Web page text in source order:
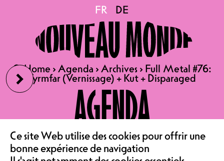
›
FR DE
🔍Home›Agenda ›Archives› Full Metal #76:
Tyrmfar (Vernissage) + Kut + Disparaged
AGENDA
LE CAFÉ
FR DE
🔍Home›Agenda ›Archives› Full Metal #76:
Tyrmfar (Vernissage) + Kut + Disparaged
Full Metal #76: Tyrmfar
(Vernissage) + Kut +
Disparaged
FULL METAL 76 : TYRMFAR
(VERNISSAGE)
Ce site Web utilise des cookies pour offrir une
bonne expérience de navigation